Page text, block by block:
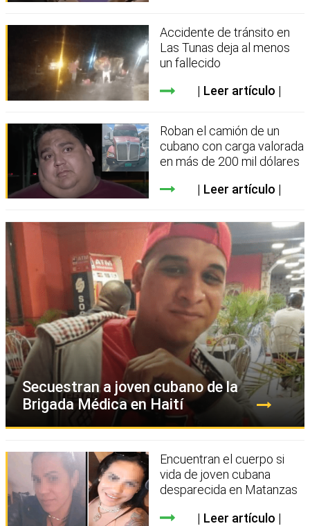
Accidente de tránsito en
Las Tunas deja al menos
un fallecido
Leer artículo
Roban el camión de un
cubano con carga valorada
en más de 200 mil dólares
Leer artículo
Secuestran a joven cubano de la
Brigada Médica en Haití
Encuentran el cuerpo si
vida de joven cubana
desparecida en Matanzas
Leer artículo